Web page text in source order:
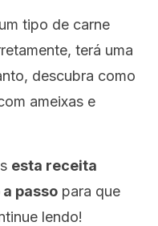
tipo de carne
terá uma
descubra como
ameixas e
esta receita
passo para que
lendo!